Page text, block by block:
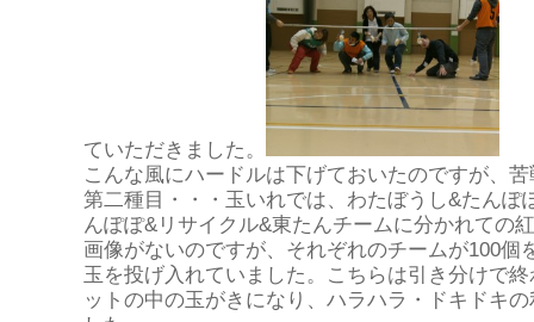
ていただきました。
こんな風にハードルは下げておいたのですが、
第二種目・・・玉いれでは、わたぼうし&たんぽ
んぽぽ&リサイクル&東たんチームに分かれての
画像がないのですが、それぞれのチームが100個
玉を投げ入れていました。こちらは引き分けで
ットの中の玉がきになり、ハラハラ・ドキドキ